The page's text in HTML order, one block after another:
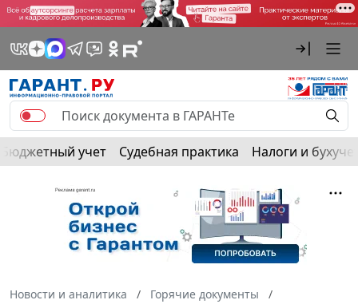
Бюджетный учет Судебная практика Налоги и
Новости и аналитика
Горячие документы